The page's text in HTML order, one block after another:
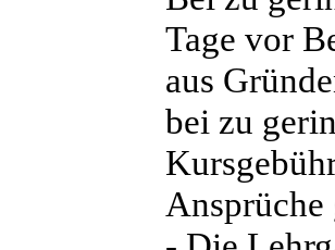
Tage vor
aus
bei zu
Ansprüche